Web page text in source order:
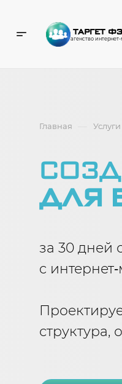
ТАРГЕТ
агенство
Главная Услуги
ДЛЯ
за 30 дней
c